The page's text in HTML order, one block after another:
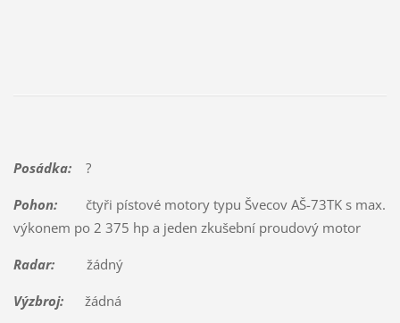
Posádka:?
Pohon:čtyři pístové motory typu Švecov AŠ-73TK s max.
výkonem po 2 375 hp a jeden zkušební proudový motor
Radar:žádný
Výzbroj:žádná